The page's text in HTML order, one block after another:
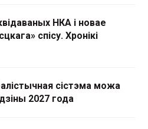
НКА і новае
спісу. Хронікі
сістэма можа
2027 года